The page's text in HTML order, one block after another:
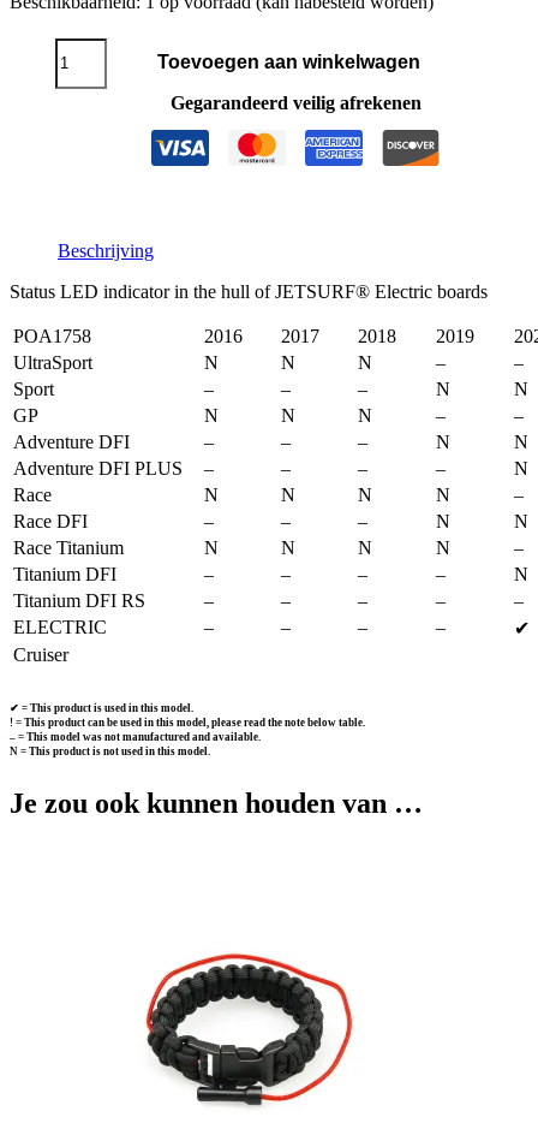
JETSURF®
Signalization
ELECTRIC
Toevoegen aan winkelwagen
Gegarandeerd veilig afrekenen
Beschrijving
Status LED indicator in the hull of JETSURF® Electric boards
POA1758 2016 2017 2018 2019
UltraSport
N N N –
–
Sport
– – – N
N
GP
N N N –
–
Adventure DFI
– – – N
N
Adventure DFI PLUS
– – – –
N
Race
N N N N
–
Race DFI
– – – N
N
Race Titanium
N N N N
–
Titanium DFI
– – – –
N
Titanium DFI RS
– – – –
–
ELECTRIC
– – – –
✔
Cruiser
✔ = This product is used in this model.
! = This product can be used in this model, please read the note below table.
– = This model was not manufactured and available.
N = This product is not used in this model.
Je zou ook kunnen houden van …